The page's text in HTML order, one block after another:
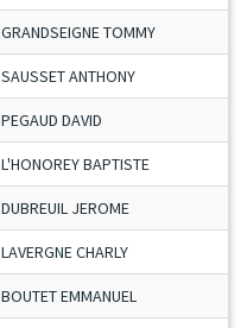
GRANDSEIGNE TOMMY
SAUSSET ANTHONY
PEGAUD DAVID
L'HONOREY BAPTISTE
DUBREUIL JEROME
LAVERGNE CHARLY
BOUTET EMMANUEL